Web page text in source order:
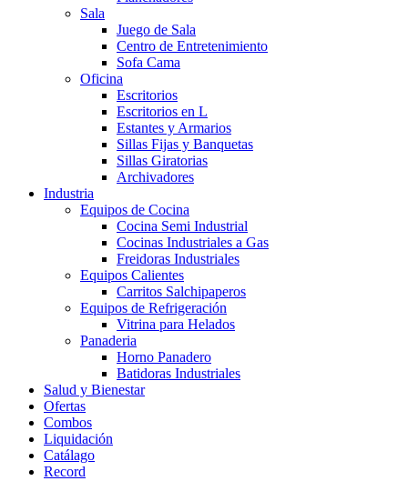
Sala
Juego de Sala
Centro de Entretenimiento
Sofa Cama
Oficina
Escritorios
Escritorios en L
Estantes y Armarios
Sillas Fijas y Banquetas
Sillas Giratorias
Archivadores
Industria
Equipos de Cocina
Cocina Semi Industrial
Cocinas Industriales a Gas
Freidoras Industriales
Equipos Calientes
Carritos Salchipaperos
Equipos de Refrigeración
Vitrina para Helados
Panaderia
Horno Panadero
Batidoras Industriales
Salud y Bienestar
Ofertas
Combos
Liquidación
Catálago
Record